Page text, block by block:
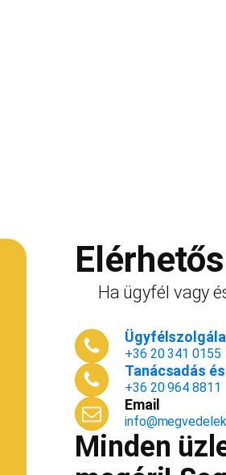
Ha ügyfél vagy
+36 20 341 0155
Tanácsadás
+36 20 964 8811
Email
Minden